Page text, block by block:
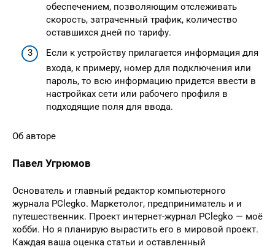
обеспечением, позволяющим отслеживать
скорость, затраченный трафик, количество
оставшихся дней по тарифу.
Если к устройству прилагается информация для
входа, к примеру, номер для подключения или
пароль, то всю информацию придется ввести в
настройках сети или рабочего профиля в
подходящие поля для ввода.
Об авторе
Павел Угрюмов
Основатель и главный редактор компьютерного
журнала PClegko. Маркетолог, предприниматель и и
путешественник. Проект интернет-журнал PClegko — моё
хобби. Но я планирую вырастить его в мировой проект.
Каждая ваша оценка статьи и оставленный